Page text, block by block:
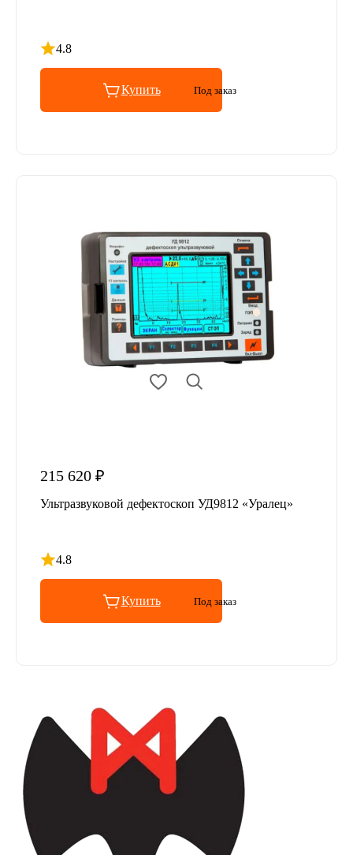
4.8
Рейтинг 4.8 из 5
Купить Под заказ
215 620 ₽
Ультразвуковой дефектоскоп УД9812 «Уралец»
4.8
Рейтинг 4.8 из 5
Купить Под заказ